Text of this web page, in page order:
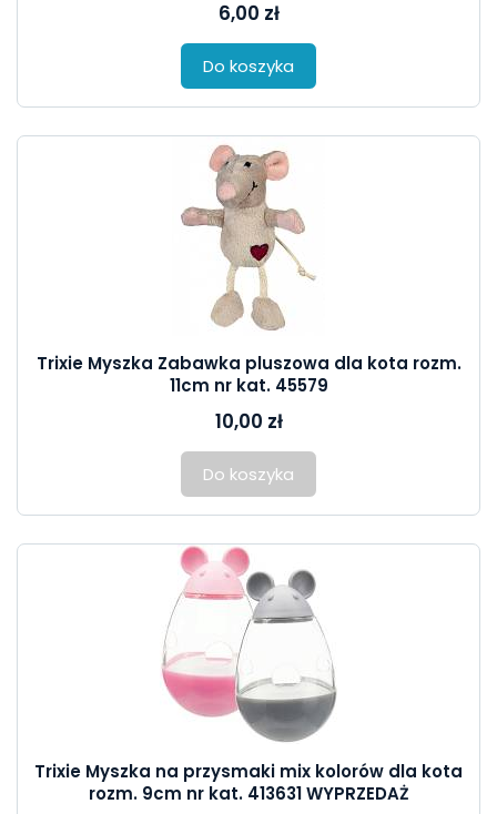
6,00 zł
Do koszyka
Trixie Myszka Zabawka pluszowa dla kota rozm.
11cm nr kat. 45579
10,00 zł
Do koszyka
Trixie Myszka na przysmaki mix kolorów dla kota
rozm. 9cm nr kat. 413631 WYPRZEDAŻ